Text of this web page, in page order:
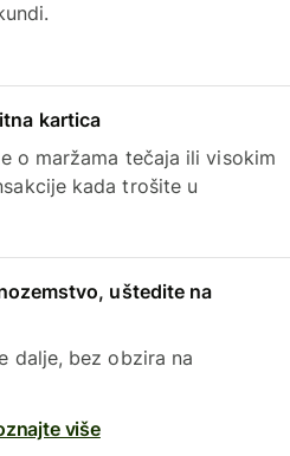
kartica
o maržama tečaja ili visokim
kada trošite u
uštedite na
dalje, bez obzira na
više